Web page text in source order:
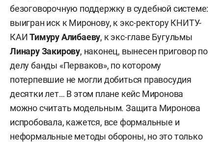
безоговорочную поддержку в судебной системе:
выигран иск к Миронову, к экс-ректору КНИТУ-
КАИТимуру Алибаеву, к экс-главе Бугульмы
Линару Закирову, наконец, вынесен приговор по
делу банды «Перваков», по которому
потерпевшие не могли добиться правосудия
десятки лет… В этом плане кейс Миронова
можно считать модельным. Защита Миронова
испробовала, кажется, все формальные и
неформальные методы обороны, но это только